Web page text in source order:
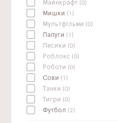
Майнкрафт (0)
Мишки (1)
Мультфільми (0)
Папуги (1)
Песики (0)
Роблокс (0)
Роботи (0)
Сови (1)
Танки (0)
Тигри (0)
Футбол (2)